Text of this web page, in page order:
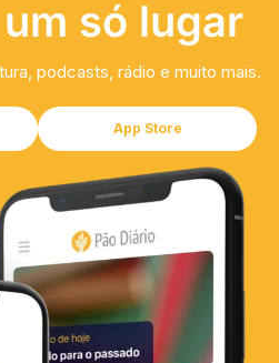
só lugar
podcasts, rádio e muito mais.
App Store